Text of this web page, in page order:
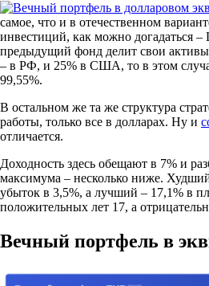
самое, что и в отечественном
инвестиций, как можно догадаться
предыдущий фонд делит свои
– в РФ, и 25% в США, то в этом
99,55%.
В остальном же та же структура
работы, только все в долларах. Ну и
отличается.
Доходность здесь обещают в 7% и
максимума – несколько ниже. Худший
убыток в 3,5%, а лучший – 17,1% в
положительных лет 17, а
Вечный портфель в